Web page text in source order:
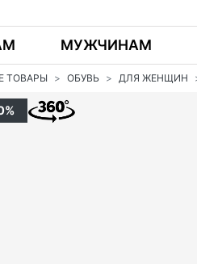
МУЖЧИНАМ
ТОВАРЫ ОБУВЬ ДЛЯ ЖЕНЩИН